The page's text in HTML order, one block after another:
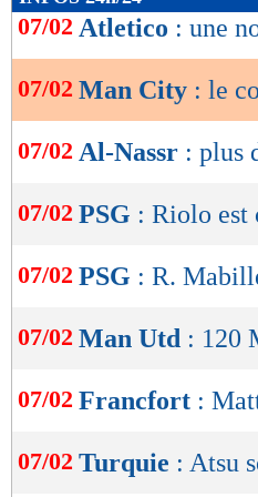
de
OK
07/02 Atletico : une
07/02 Man City : le
07/02 Al-Nassr : plus
07/02 PSG : Riolo est
07/02 PSG : R.
07/02 Man Utd : 120
07/02 Francfort :
07/02 Turquie : Atsu